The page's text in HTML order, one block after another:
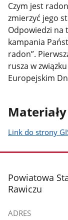
Czym jest
zmierzyć jego
Odpowiedzi na
kampania
radon”.
rusza w
Europejskim
Materiały
Link do strony
stopka
Powiatowa
Rawiczu
ADRES